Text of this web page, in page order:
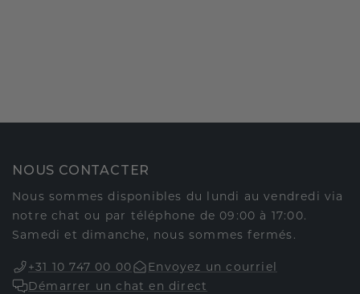
NOUS CONTACTER
Nous sommes disponibles du lundi au vendredi via
notre chat ou par téléphone de 09:00 à 17:00.
Samedi et dimanche, nous sommes fermés.
+31 10 747 00 00
Envoyez un courriel
Démarrer un chat en direct